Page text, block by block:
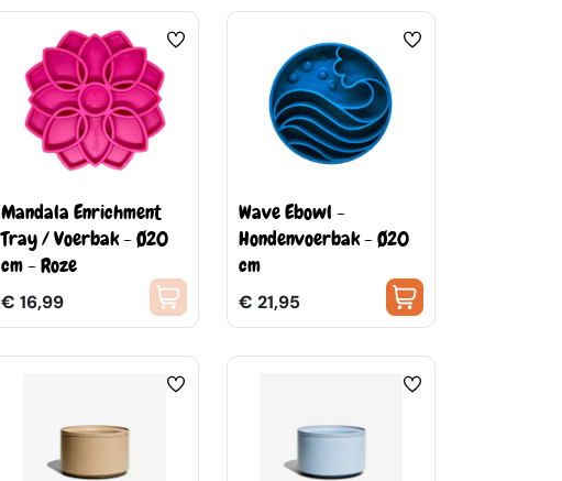
Mandala Enrichment
Tray / Voerbak - Ø20
cm - Roze
€ 16,99
Wave Ebowl -
Hondenvoerbak - Ø20
cm
€ 21,95